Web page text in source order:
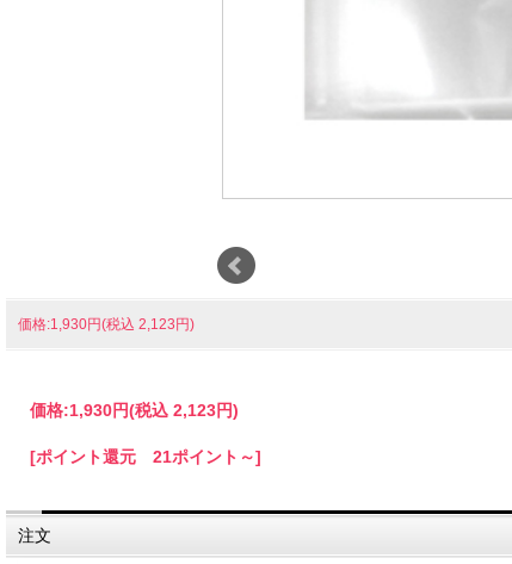
価格:1,930円(税込 2,123円)
価格:1,930円(税込 2,123円)
[ポイント還元 21ポイント～]
注文